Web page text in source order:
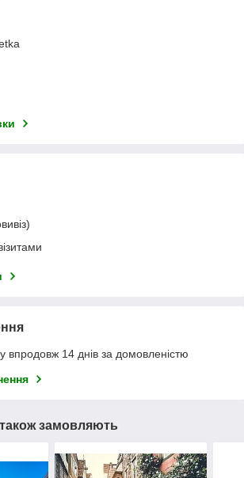
впродовж 14 днів за домовленістю
замовляють